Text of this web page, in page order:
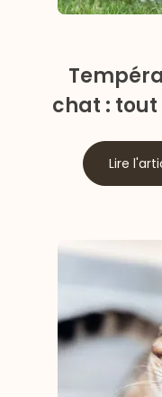
chat :
Lire